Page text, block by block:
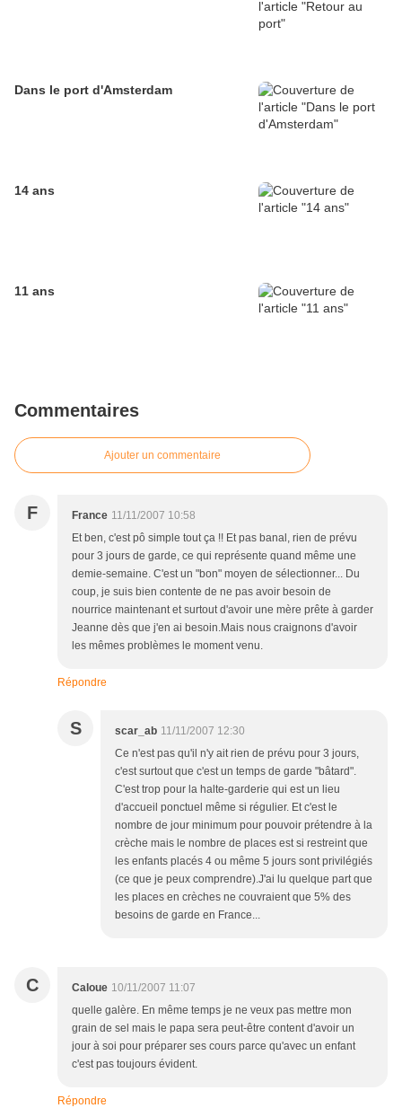
Dans le port d'Amsterdam
14 ans
11 ans
Commentaires
Ajouter un commentaire
F France 11/11/2007 10:58
Et ben, c'est pô simple tout ça !! Et pas banal, rien de prévu
pour 3 jours de garde, ce qui représente quand même une
demie-semaine. C'est un "bon" moyen de sélectionner... Du
coup, je suis bien contente de ne pas avoir besoin de
nourrice maintenant et surtout d'avoir une mère prête à garder
Jeanne dès que j'en ai besoin.Mais nous craignons d'avoir
les mêmes problèmes le moment venu.
Répondre
S scar_ab 11/11/2007 12:30
Ce n'est pas qu'il n'y ait rien de prévu pour 3 jours,
c'est surtout que c'est un temps de garde "bâtard".
C'est trop pour la halte-garderie qui est un lieu
d'accueil ponctuel même si régulier. Et c'est le
nombre de jour minimum pour pouvoir prétendre à la
crèche mais le nombre de places est si restreint que
les enfants placés 4 ou même 5 jours sont privilégiés
(ce que je peux comprendre).J'ai lu quelque part que
les places en crèches ne couvraient que 5% des
besoins de garde en France...
C Caloue 10/11/2007 11:07
quelle galère. En même temps je ne veux pas mettre mon
grain de sel mais le papa sera peut-être content d'avoir un
jour à soi pour préparer ses cours parce qu'avec un enfant
c'est pas toujours évident.
Répondre